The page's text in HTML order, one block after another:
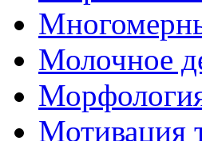
Молочное
Мотивация